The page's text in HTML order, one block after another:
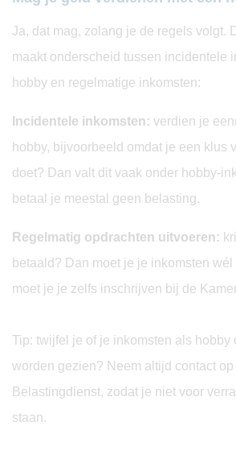
Ja, dat mag, zolang je de regels volgt.
maakt onderscheid tussen incidentele
hobby en regelmatige inkomsten:
Incidentele inkomsten: verdien je
hobby, bijvoorbeeld omdat je een klus
doet? Dan valt dit vaak onder hobby-
betaal je meestal geen belasting.
Regelmatig opdrachten uitvoeren:
betaald? Dan moet je je inkomsten
moet je je zelfs inschrijven bij de
Tip: twijfel je of je inkomsten als hobby
worden gezien? Neem altijd contact op
Belastingdienst, zodat je niet voor
staan.